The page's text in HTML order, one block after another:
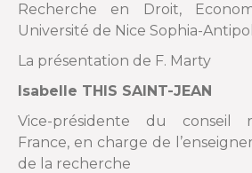
Recherche en Droit,
Université de Nice Sophia-
La présentation de F. Marty
Isabelle THIS SAINT-JEAN
Vice-présidente du conseil
France, en charge de
de la recherche